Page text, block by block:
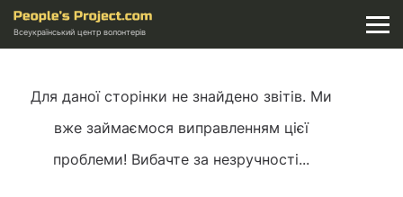
Всеукраїнський центр волонтерів
Для даної сторінки не знайдено звітів. Ми
вже займаємося виправленням цієї
проблеми! Вибачте за незручності...